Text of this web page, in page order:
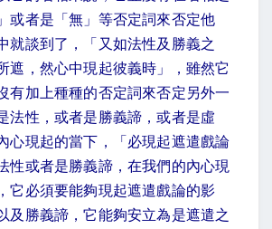
或者是「無」等否定詞來否定他
就談到了，「又如法性及勝義之
遮，然心中現起彼義時」，雖然它
有加上種種的否定詞來否定另外一
法性，或者是勝義諦，或者是虛
心現起的當下，「必現起遮遣戲論
性或者是勝義諦，在我們的內心現
它必須要能夠現起遮遣戲論的影
及勝義諦，它能夠安立為是遮遣之